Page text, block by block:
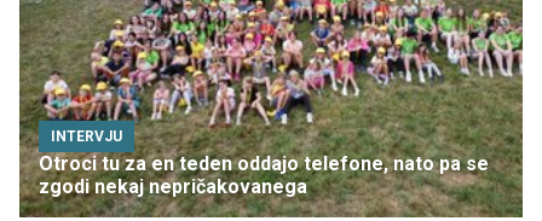
INTERVJU
Otroci tu za en teden oddajo telefone, nato pa se
zgodi nekaj nepričakovanega